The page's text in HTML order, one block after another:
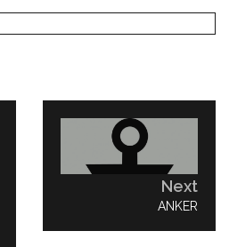
Next
NEXT
ANKER